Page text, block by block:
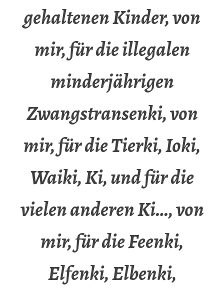
gehaltenen Kinder, von
mir, für die illegalen
minderjährigen
Zwangstransenki, von
mir, für die Tierki, Ioki,
Waiki, Ki, und für die
vielen anderen Ki…, von
mir, für die Feenki,
Elfenki, Elbenki,